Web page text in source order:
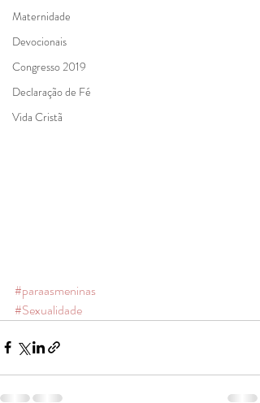
Maternidade
Devocionais
Congresso 2019
Declaração de Fé
Vida Cristã
#paraasmeninas
#Sexualidade